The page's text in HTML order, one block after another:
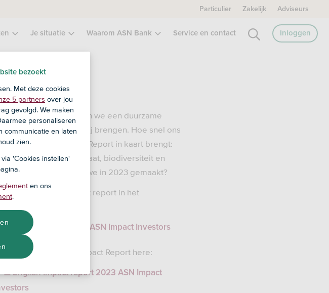
Particulier Zakelijk Adviseurs
Je situatie Waarom ASN Bank Service en contact Inloggen
impactbelegger willen we een duurzame
versneld dichterbij brengen. Hoe snel ons
lukt, is wat dit Impact Report in kaart brengt:
impact op het klimaat, biodiversiteit en
hebben we in 2023 gemaakt?
hier het Impact report in het
Impact Report 2023 ASN Impact Investors
the English Impact Report here:
English Impact report 2023 ASN Impact
bezoekt
Met deze cookies
5 partners over jou
gevolgd. We maken
personaliseren
communicatie en laten
zien.
'Cookies instellen'
en ons
.